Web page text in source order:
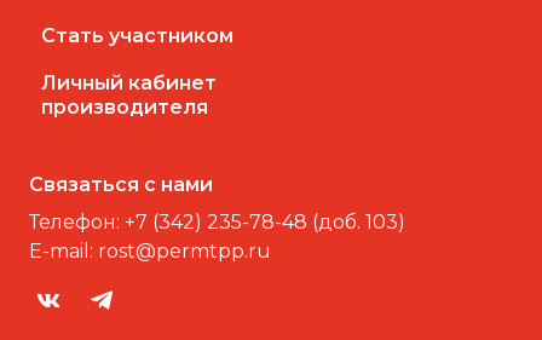
Стать участником
Личный кабинет
производителя
Связаться с нами
Телефон: +7 (342) 235-78-48 (доб. 103)
E-mail: rost@permtpp.ru